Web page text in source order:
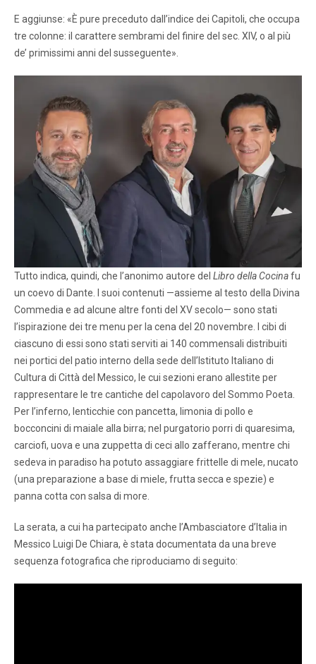
E aggiunse: «È pure preceduto dall’indice dei Capitoli, che occupa
tre colonne: il carattere sembrami del finire del sec. XIV, o al più
de’ primissimi anni del susseguente».
Tutto indica, quindi, che l’anonimo autore del Libro della Cocinafu
un coevo di Dante. I suoi contenuti —assieme al testo della Divina
Commedia e ad alcune altre fonti del XV secolo— sono stati
l’ispirazione dei tre menu per la cena del 20 novembre. I cibi di
ciascuno di essi sono stati serviti ai 140 commensali distribuiti
nei portici del patio interno della sede dell’Istituto Italiano di
Cultura di Città del Messico, le cui sezioni erano allestite per
rappresentare le tre cantiche del capolavoro del Sommo Poeta.
Per l’inferno, lenticchie con pancetta, limonia di pollo e
bocconcini di maiale alla birra; nel purgatorio porri di quaresima,
carciofi, uova e una zuppetta di ceci allo zafferano, mentre chi
sedeva in paradiso ha potuto assaggiare frittelle di mele, nucato
(una preparazione a base di miele, frutta secca e spezie) e
panna cotta con salsa di more.
La serata, a cui ha partecipato anche l’Ambasciatore d’Italia in
Messico Luigi De Chiara, è stata documentata da una breve
sequenza fotografica che riproduciamo di seguito: